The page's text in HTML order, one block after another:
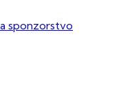
sponzorstvo